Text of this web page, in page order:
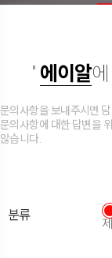
" 에이알
문의사항을 보내주시면
문의사항에 대한 답변을
않습니다.
분류